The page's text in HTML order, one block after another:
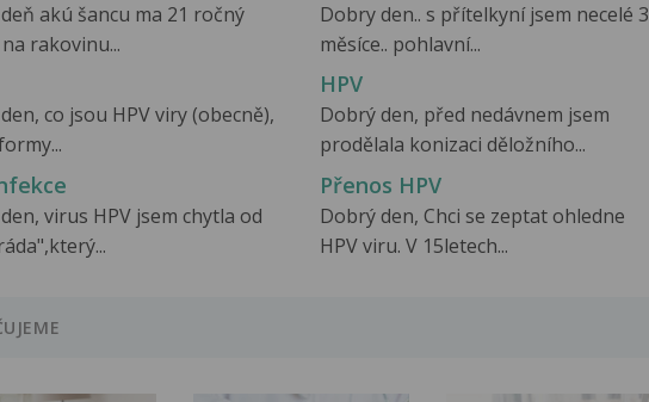
akú šancu ma 21 ročný
rakovinu...
Dobry den.. s přítelkyní jsem necelé 3
měsíce.. pohlavní...
co jsou HPV viry (obecně),
HPV
Dobrý den, před nedávnem jsem
prodělala konizaci děložního...
virus HPV jsem chytla od
Přenos HPV
Dobrý den, Chci se zeptat ohledne
HPV viru. V 15letech...